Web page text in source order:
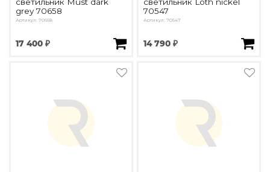
Подбор, производство и комплектация по вашему
Бренды
grey 70658
Артикул: 70658
17 400 ₽
70547
Артикул: 70547
14 790 ₽